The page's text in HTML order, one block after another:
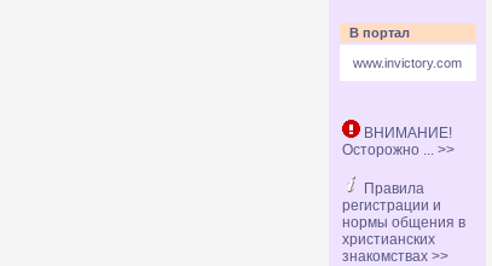
В портал
www.invictory.com
ВНИМАНИЕ!
Осторожно ... >>
Правила
регистрации и
нормы общения в
христианских
знакомствах >>